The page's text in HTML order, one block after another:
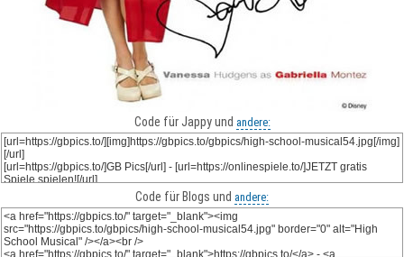
Code für Jappy und andere:
Code für Blogs und andere: